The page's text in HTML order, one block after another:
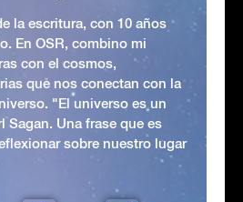
la escritura, con 10 años
En OSR, combino mi
con el cosmos,
que nos conectan con la
"El universo es un
Sagan. Una frase que es
sobre nuestro lugar